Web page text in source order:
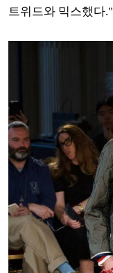
트위드와 믹스했다."